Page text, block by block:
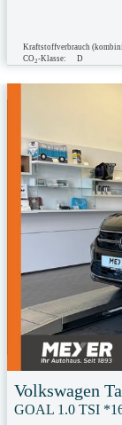
Kraftstoffverbrauch
CO2-Klasse: D
Volkswagen
GOAL 1.0 TSI